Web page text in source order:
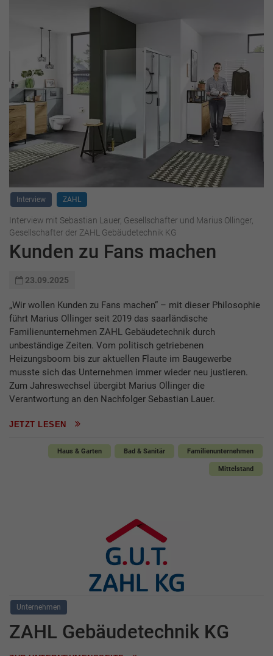
Interview ZAHL
Interview mit Sebastian Lauer, Gesellschafter und Marius Ollinger,
Gesellschafter der ZAHL Gebäudetechnik KG
Kunden zu Fans machen
23.09.2025
„Wir wollen Kunden zu Fans machen“ – mit dieser Philosophie
führt Marius Ollinger seit 2019 das saarländische
Familienunternehmen ZAHL Gebäudetechnik durch
unbeständige Zeiten. Vom politisch getriebenen
Heizungsboom bis zur aktuellen Flaute im Baugewerbe
musste sich das Unternehmen immer wieder neu justieren.
Zum Jahreswechsel übergibt Marius Ollinger die
Verantwortung an den Nachfolger Sebastian Lauer.
JETZT LESEN
Haus & Garten Bad & Sanitär Familienunternehmen
Mittelstand
Unternehmen
ZAHL Gebäudetechnik KG